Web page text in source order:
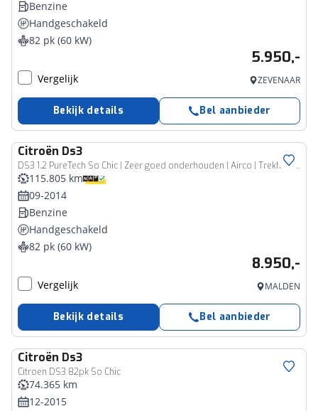
Benzine
Handgeschakeld
82 pk (60 kW)
5.950,-
Vergelijk ZEVENAAR
Bekijk details Bel aanbieder
Citroën Ds3
DS3 1.2 PureTech So Chic | Zeer goed onderhouden | Airco | Trekhaak | Hifi | Navigatie
115.805 km
09-2014
Benzine
Handgeschakeld
82 pk (60 kW)
8.950,-
Vergelijk MALDEN
Bekijk details Bel aanbieder
Citroën Ds3
Citroen DS3 82pk So Chic
74.365 km
12-2015